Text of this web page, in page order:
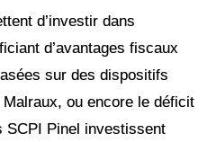
d’investir dans
d’avantages fiscaux
sur des dispositifs
ou encore le déficit
SCPI Pinel investissent